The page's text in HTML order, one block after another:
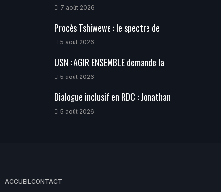
7 août 2026
Procès Tshiwewe : le spectre de
5 août 2026
USN : AGIR ENSEMBLE demande la
5 août 2026
Dialogue inclusif en RDC : Jonathan
5 août 2026
ACCUEILCONTACT